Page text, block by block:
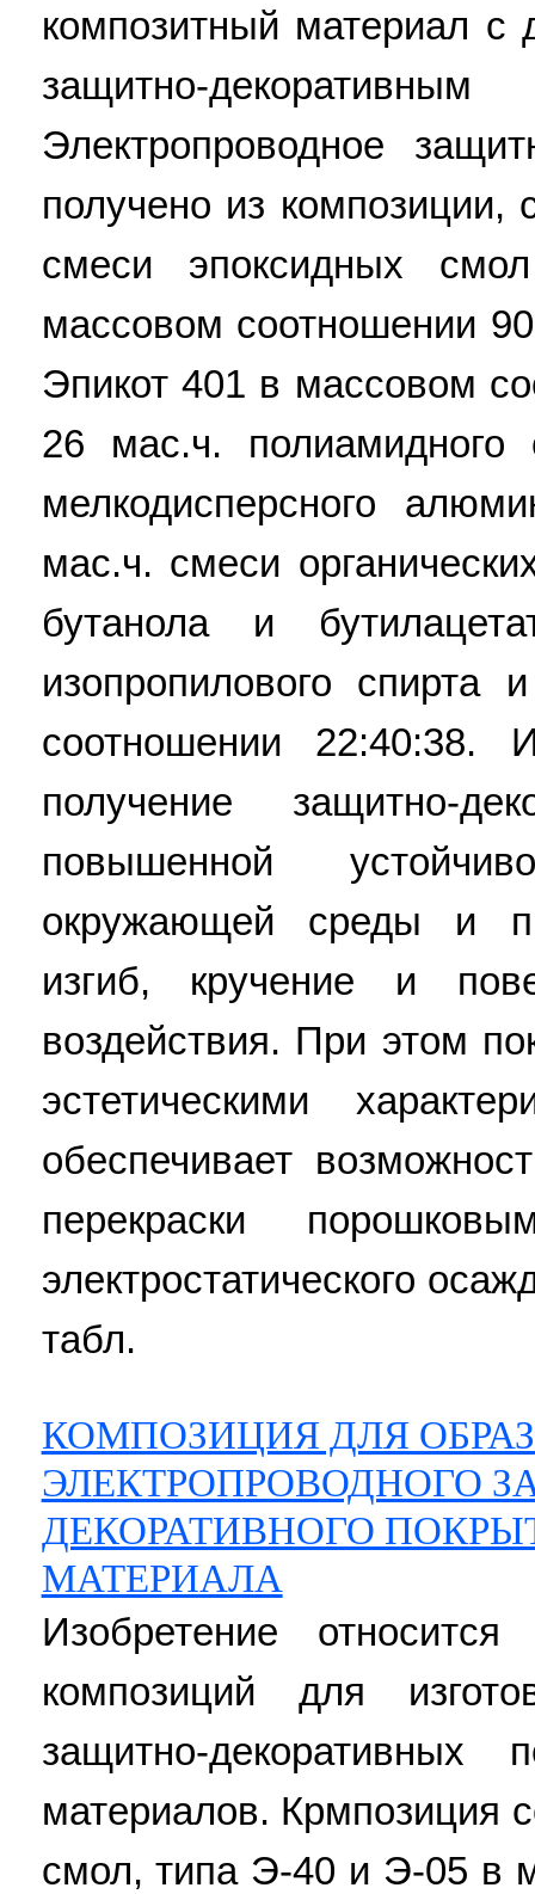
композитный материал с
защитно-
Электропроводное
получено из
смеси эпоксидных
массовом соотношении
Эпикот 401 в массовом
26 мас.ч. полиамидного
мелкодисперсного
мас.ч. смеси
бутанола и
изопропилового спирта
соотношении 22:40:38.
получение защитно-
повышенной
окружающей среды и
изгиб, кручение и
воздействия. При этом
эстетическими
обеспечивает
перекраски
электростатического
табл.
КОМПОЗИЦИЯ ДЛЯ
ЭЛЕКТРОПРОВОДНОГО
ДЕКОРАТИВНОГО
МАТЕРИАЛА
Изобретение
композиций для
защитно-декоративных
материалов. Крмпозиция
смол, типа Э-40 и Э-05 в